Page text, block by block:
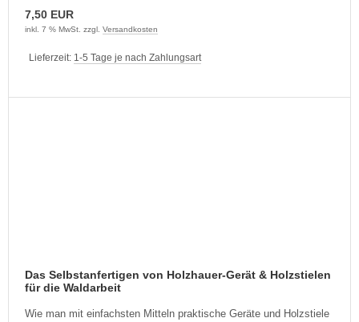
7,50 EUR
inkl. 7 % MwSt. zzgl. Versandkosten
Lieferzeit: 1-5 Tage je nach Zahlungsart
Das Selbstanfertigen von Holzhauer-Gerät & Holzstielen
für die Waldarbeit
Wie man mit einfachsten Mitteln praktische Geräte und Holzstiele